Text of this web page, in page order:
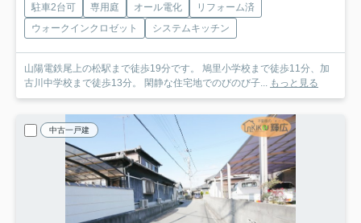
駐車2台可 専用庭 オール電化
リフォーム済
ウォークインクロゼット
システムキッチン
山陽電鉄尾上の松駅まで徒歩19分です。 鳩里小学校まで徒歩11分、加
古川中学校まで徒歩13分。 閑静な住宅地でのびのび子... もっと見る
中古一戸建